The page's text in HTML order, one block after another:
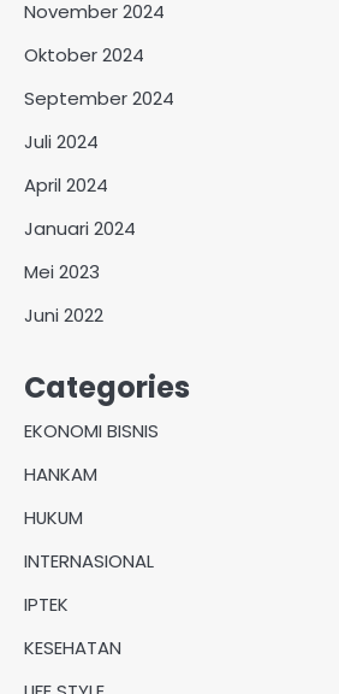
November 2024
Oktober 2024
September 2024
Juli 2024
April 2024
Januari 2024
Mei 2023
Juni 2022
Categories
EKONOMI BISNIS
HANKAM
HUKUM
INTERNASIONAL
IPTEK
KESEHATAN